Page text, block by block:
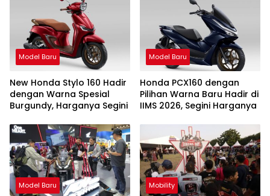
Model Baru
New Honda Stylo 160 Hadir
dengan Warna Spesial
Burgundy, Harganya Segini
Model Baru
Honda PCX160 dengan
Pilihan Warna Baru Hadir di
IIMS 2026, Segini Harganya
Model Baru Mobility